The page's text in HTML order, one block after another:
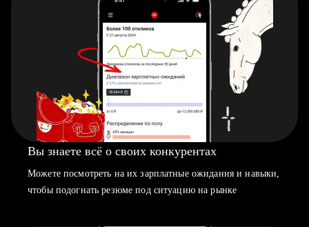
Вы знаете всё о своих конкурентах
Можете посмотреть на их зарплатные ожидания и навыки,
чтобы подогнать резюме под ситуацию на рынке